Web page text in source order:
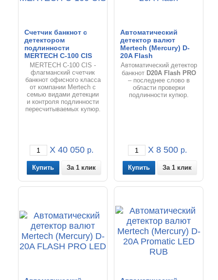
Счетчик банкнот с
детектором
подлинности
MERTECH C-100 CIS
MERTECH C-100 CIS -
флагманский счетчик
банкнот офисного класса
от компании Mertech с
семью видами детекции
и контроля подлинности
пересчитываемых купюр.
X 40 050 р.
За 1 клик
Автоматический
детектор валют
Mertech (Mercury) D-
20A Flash
Автоматический детектор
банкнот D20A Flash PRO
– последнее слово в
области проверки
подлинности купюр.
X 8 500 р.
За 1 клик